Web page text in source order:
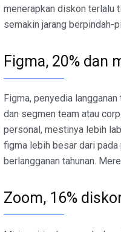
menerapkan diskon terlalu
semakin jarang berpindah-
Figma, 20% dan
Figma, penyedia
dan segmen team atau
personal, mestinya lebih
figma lebih besar dari pada
berlangganan tahunan.
Zoom, 16%